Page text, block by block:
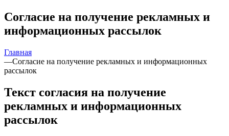
Согласие на получение рекламных и
информационных рассылок
Главная
—Согласие на получение рекламных и информационных
рассылок
Текст согласия на получение
рекламных и информационных
рассылок